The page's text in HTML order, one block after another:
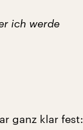
ich werde
ganz klar fest: